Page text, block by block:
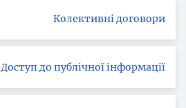
Колективні договори
Доступ до публічної інформації